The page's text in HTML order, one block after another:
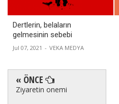
Dertlerin, belaların
gelmesinin sebebi
Jul 07, 2021 - VEKA MEDYA
« ÖNCE
Ziyaretin onemi